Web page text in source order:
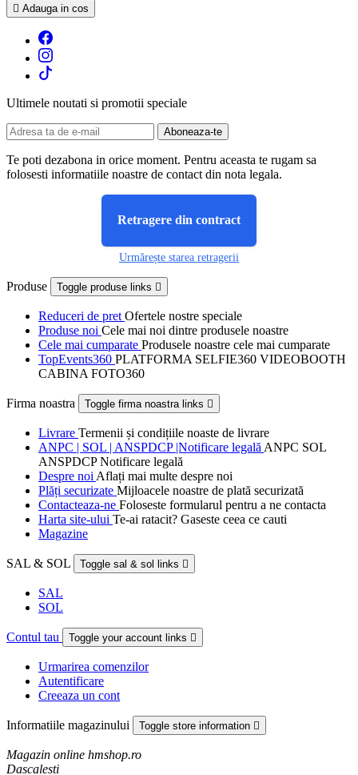
 Adauga in cos
Ultimele noutati si promotii speciale
Te poti dezabona in orice moment. Pentru aceasta te rugam sa
folosesti informatiile noastre de contact din nota legala.
Retragere din contract
Urmărește starea retragerii
Produse Toggle produse links 
Reduceri de pret Ofertele nostre speciale
Produse noi Cele mai noi dintre produsele noastre
Cele mai cumparate Produsele noastre cele mai cumparate
TopEvents360 PLATFORMA SELFIE360 VIDEOBOOTH
CABINA FOTO360
Firma noastra Toggle firma noastra links 
Livrare Termenii și condițiile noaste de livrare
ANPC | SOL | ANSPDCP |Notificare legală ANPC SOL
ANSPDCP Notificare legală
Despre noi Aflați mai multe despre noi
Plăți securizate Mijloacele noastre de plată securizată
Contacteaza-ne Foloseste formularul pentru a ne contacta
Harta site-ului Te-ai ratacit? Gaseste ceea ce cauti
Magazine
SAL & SOL Toggle sal & sol links 
SAL
SOL
Contul tau Toggle your account links 
Urmarirea comenzilor
Autentificare
Creeaza un cont
Informatiile magazinului Toggle store information 
Magazin online hmshop.ro
Dascalesti